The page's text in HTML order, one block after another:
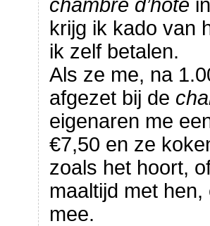
chambre d’hôte
krijg ik kado van
ik zelf betalen.
Als ze me, na
afgezet bij de
eigenaren me
€7,50 en ze
zoals het hoort,
maaltijd met
mee.